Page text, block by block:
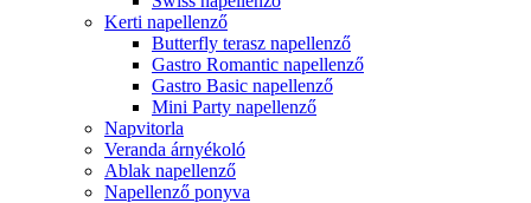
Kerti napellenző
Butterfly terasz napellenző
Gastro Romantic napellenző
Gastro Basic napellenző
Mini Party napellenző
Napvitorla
Veranda árnyékoló
Ablak napellenző
Napellenző ponyva